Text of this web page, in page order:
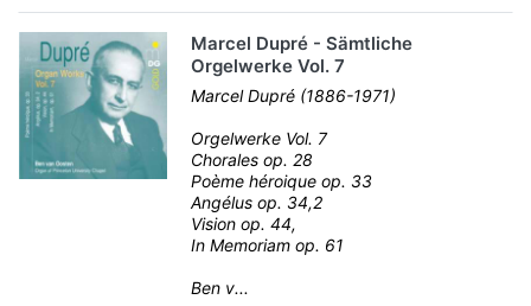
Marcel Dupré - Sämtliche
Orgelwerke Vol. 7
Marcel Dupré (1886-1971)
Orgelwerke Vol. 7
Chorales op. 28
Poème héroique op. 33
Angélus op. 34,2
Vision op. 44,
In Memoriam op. 61
Ben v...